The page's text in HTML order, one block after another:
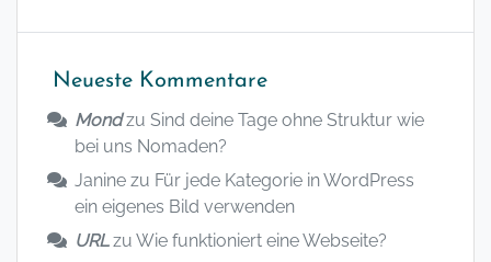
Neueste Kommentare
Mondzu Sind deine Tage ohne Struktur wie
bei uns Nomaden?
Janine zu Für jede Kategorie in WordPress
ein eigenes Bild verwenden
URLzu Wie funktioniert eine Webseite?